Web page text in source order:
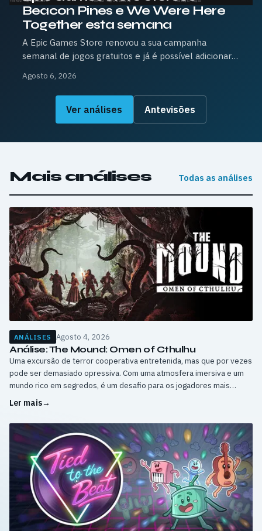
Beacon Pines e We Were Here
Together esta semana
A Epic Games Store renovou a sua campanha
semanal de jogos gratuitos e já é possível adicionar
Até ao próximo dia 13 de agosto, às 16h00 (hora de
Portugal Continental), os jogadores podem resgatar
Beacon Pines e We Were Here Together.
Agosto 6, 2026
Ver análises Antevisões
Mais análises Todas as análises
ANÁLISES Agosto 4, 2026
Análise: The Mound: Omen of Cthulhu
Uma excursão de terror cooperativa entretenida, mas que por vezes
pode ser demasiado opressiva. Com uma atmosfera imersiva e um
mundo rico em segredos, é um desafio para os jogadores mais
experientes.
Ler mais→